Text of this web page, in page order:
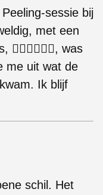
sessie bij
met een
was
me uit wat de
Ik blijf
schil. Het